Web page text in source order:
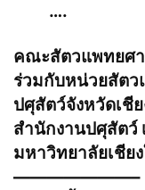
….
คณะสัตวแพทยศา
ร่วมกับหน่วยสัต
ปศุสัตว์จังหวัดเชี
สํานักงานปศุสัตว์
มหาวิทยาลัยเชีย
———————–